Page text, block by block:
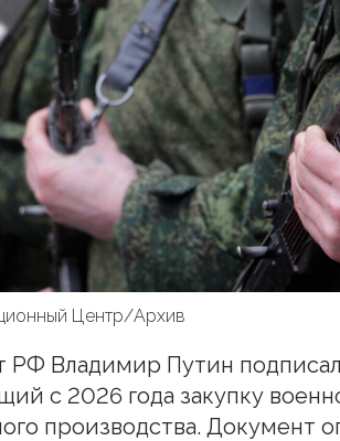
Центр/Архив
РФ Владимир Путин подписал
с 2026 года закупку
производства. Документ